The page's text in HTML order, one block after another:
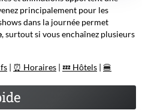
principalement pour les
dans la journée permet
, surtout si vous enchaînez plusieurs
| ⏰ Horaires | 💤 Hôtels | 🍔